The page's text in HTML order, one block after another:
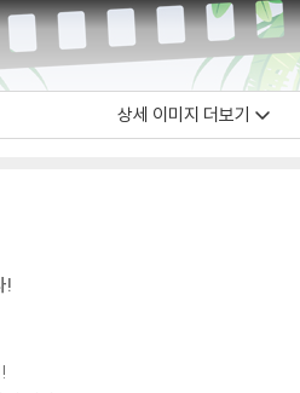
상세 이미지 더보기
!